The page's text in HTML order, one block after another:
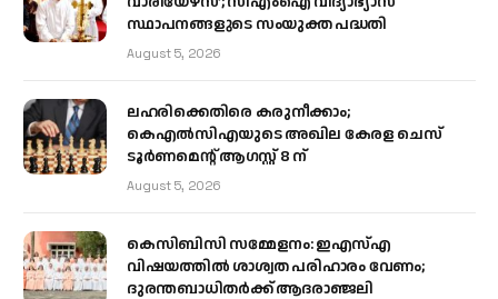
സ്ഥാപനങ്ങളുടെ സംയുക്ത പദ്ധതി
August 5, 2026
ലഹരിക്കെതിരെ കരുനീക്കാം;
കെഎൽസിഎയുടെ അഖില കേരള ചെസ്
ടൂർണമെന്റ് ആഗസ്റ്റ് 8 ന്
August 5, 2026
കെസിബിസി സമ്മേളനം: ഇഎസ്എ
വിഷയത്തിൽ ശാശ്വത പരിഹാരം വേണം;
ദുരന്തബാധിതർക്ക് ആദരാഞ്ജലി